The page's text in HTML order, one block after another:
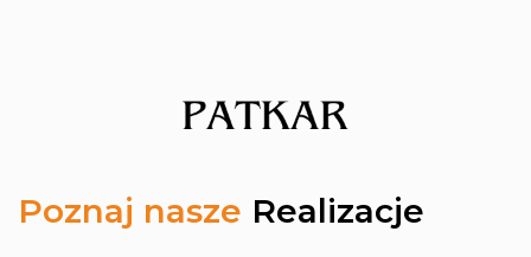
Poznaj nasze Realizacje